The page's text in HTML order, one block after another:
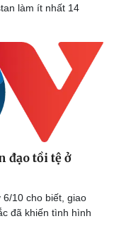
máy
làm ít nhất 14
đạo tồi tệ ở
6/10 cho biết, giao
đã khiến tình hình